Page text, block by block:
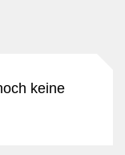
keine